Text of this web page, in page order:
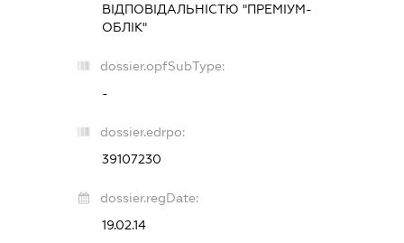
ВІДПОВІДАЛЬНІСТЮ "ПРЕМІУМ-
ОБЛІК"
dossier.opfSubType:
-
dossier.edrpo:
39107230
dossier.regDate:
19.02.14